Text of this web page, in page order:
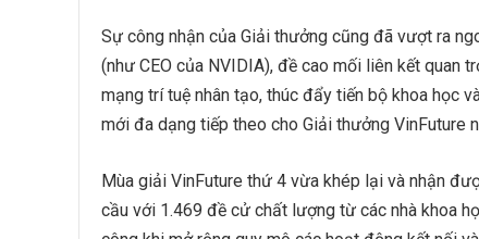
Sự công nhận của Giải thưởng cũng đã vượt ra
(như CEO của NVIDIA), đề cao mối liên kết quan
mạng trí tuệ nhân tạo, thúc đẩy tiến bộ khoa học
mới đa dạng tiếp theo cho Giải thưởng VinFuture
Mùa giải VinFuture thứ 4 vừa khép lại và nhận
cầu với 1.469 đề cử chất lượng từ các nhà khoa